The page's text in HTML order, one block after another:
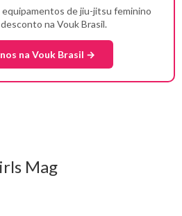
equipamentos de jiu-jitsu feminino
na Vouk Brasil.
na Vouk Brasil →
Mag